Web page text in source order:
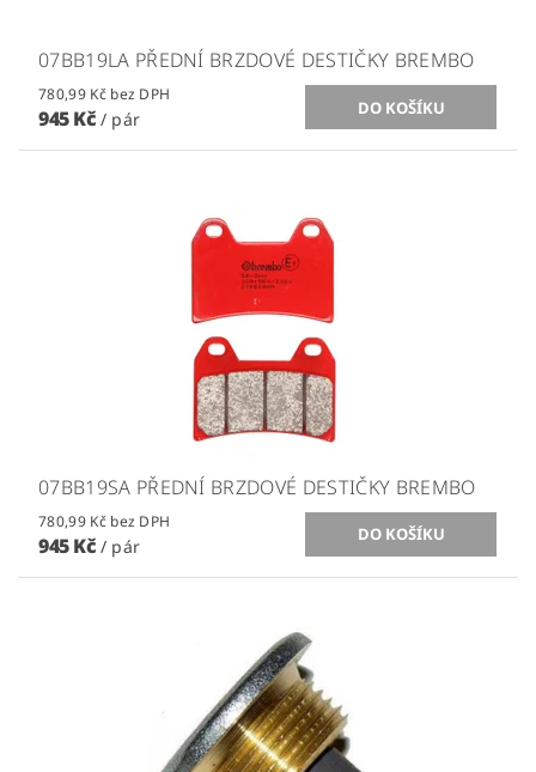
07BB19LA PŘEDNÍ BRZDOVÉ DESTIČKY BREMBO
780,99 Kč bez DPH
945 Kč / pár
07BB19SA PŘEDNÍ BRZDOVÉ DESTIČKY BREMBO
780,99 Kč bez DPH
945 Kč / pár